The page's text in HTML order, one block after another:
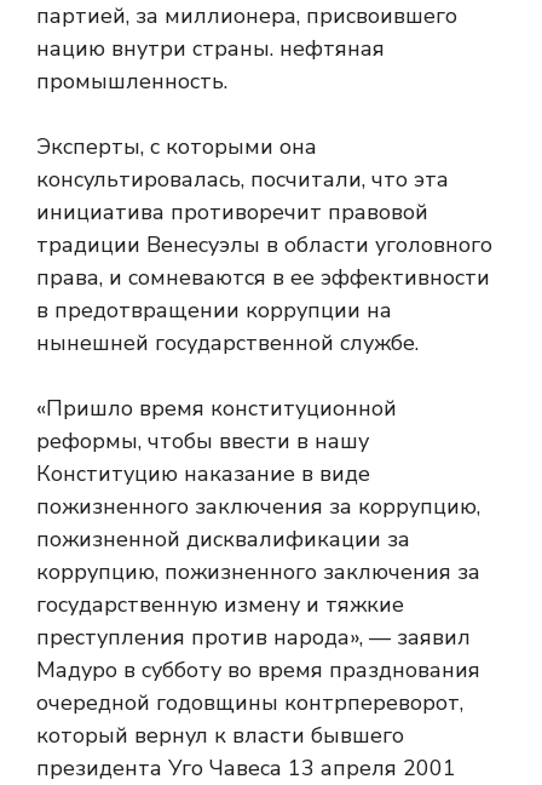
партией, за миллионера, присвоившего
нацию внутри страны. нефтяная
промышленность.
Эксперты, с которыми она
консультировалась, посчитали, что эта
инициатива противоречит правовой
традиции Венесуэлы в области уголовного
права, и сомневаются в ее эффективности
в предотвращении коррупции на
нынешней государственной службе.
«Пришло время конституционной
реформы, чтобы ввести в нашу
Конституцию наказание в виде
пожизненного заключения за коррупцию,
пожизненной дисквалификации за
коррупцию, пожизненного заключения за
государственную измену и тяжкие
преступления против народа», — заявил
Мадуро в субботу во время празднования
очередной годовщины контрпереворот,
который вернул к власти бывшего
президента Уго Чавеса 13 апреля 2001